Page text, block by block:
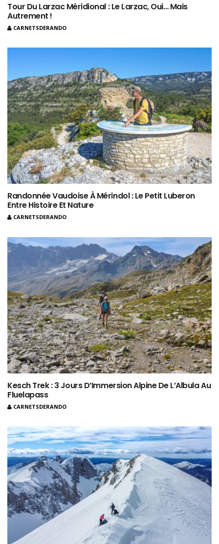
Tour Du Larzac Méridional : Le Larzac, Oui… Mais
Autrement !
CARNETSDERANDO
Randonnée Vaudoise À Mérindol : Le Petit Luberon
Entre Histoire Et Nature
CARNETSDERANDO
Kesch Trek : 3 Jours D’Immersion Alpine De L’Albula Au
Fluelapass
CARNETSDERANDO